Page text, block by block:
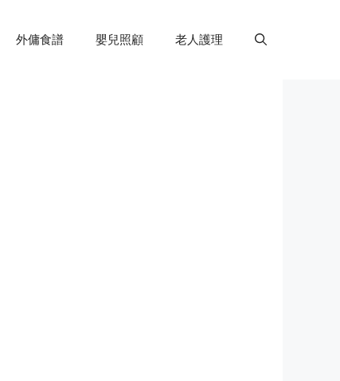
外傭食譜 嬰兒照顧 老人護理